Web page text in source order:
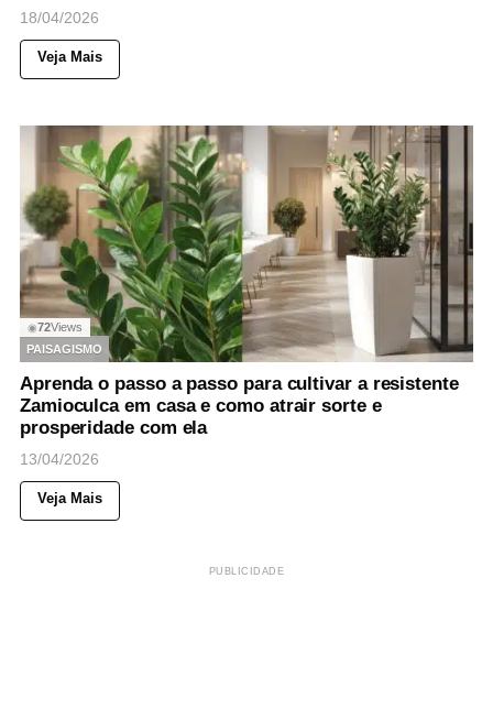
18/04/2026
Veja Mais
◉72Views
PAISAGISMO
Aprenda o passo a passo para cultivar a resistente
Zamioculca em casa e como atrair sorte e
prosperidade com ela
13/04/2026
Veja Mais
PUBLICIDADE